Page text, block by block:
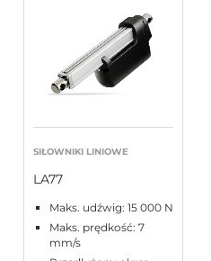
SIŁOWNIKI LINIOWE
LA77
Maks. udźwig: 15 000 N
Maks. prędkość: 7
mm/s